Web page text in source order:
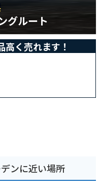
グルート
く売れます！
ンに近い場所